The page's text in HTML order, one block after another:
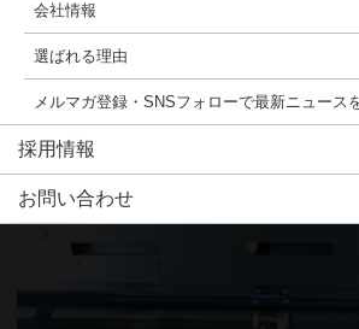
会社情報
選ばれる理由
メルマガ登録・SNSフォローで最新ニュース
採用情報
お問い合わせ
レーザーカッター
S400の特徴